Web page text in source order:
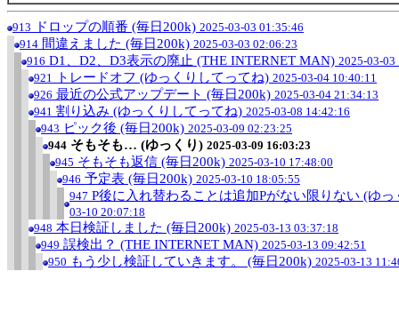
913 ドロップの順番 (毎日200k) 2025-03-03 01:35:46
914 間違えました (毎日200k) 2025-03-03 02:06:23
916 D1、D2、D3表示の廃止 (THE INTERNET MAN) 2025-03-03
921 トレードオフ (ゆっくりしてってね) 2025-03-04 10:40:11
926 最近の公式アップデート (毎日200k) 2025-03-04 21:34:13
941 割り込み (ゆっくりしてってね) 2025-03-08 14:42:16
943 ピック後 (毎日200k) 2025-03-09 02:23:25
944 そもそも… (ゆっくり) 2025-03-09 16:03:23
945 そもそも返信 (毎日200k) 2025-03-10 17:48:00
946 予定表 (毎日200k) 2025-03-10 18:05:55
947 P後に入れ替わることは追加Pがない限りない (ゆ
03-10 20:07:18
948 本日検証しました (毎日200k) 2025-03-13 03:37:18
949 誤検出？ (THE INTERNET MAN) 2025-03-13 09:42:51
950 もう少し検証していきます。 (毎日200k) 2025-03-13